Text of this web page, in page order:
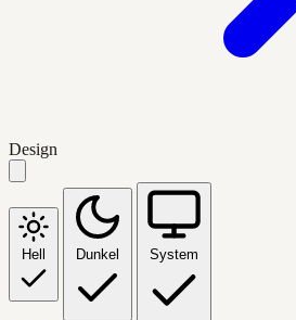
Design
Hell Dunkel System